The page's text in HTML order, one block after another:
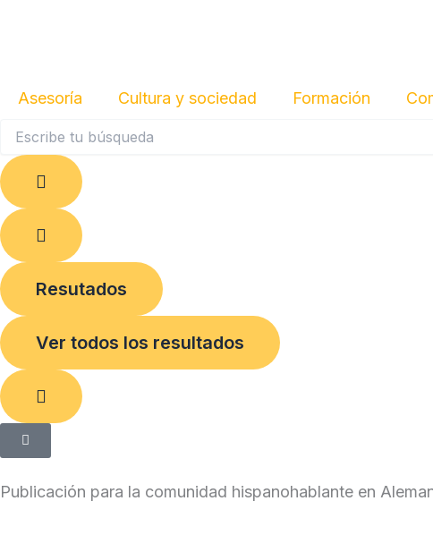
Asesoría
Cultura y sociedad Formación
Resutados
Ver todos los resultados
Publicación para la comunidad hispanohablante en